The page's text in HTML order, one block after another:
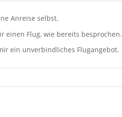
Anreise selbst.
einen Flug, wie bereits besprochen.
ein unverbindliches Flugangebot.